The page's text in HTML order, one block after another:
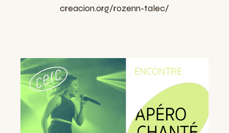
creacion.org/rozenn-talec/